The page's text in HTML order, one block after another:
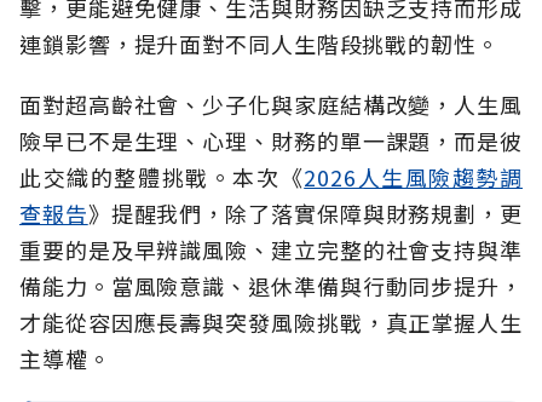
擊，更能避免健康、生活與財務因缺乏支持而形成
連鎖影響，提升面對不同人生階段挑戰的韌性。
面對超高齡社會、少子化與家庭結構改變，人生風
險早已不是生理、心理、財務的單一課題，而是彼
此交織的整體挑戰。本次《2026人生風險趨勢調
查報告》提醒我們，除了落實保障與財務規劃，更
重要的是及早辨識風險、建立完整的社會支持與準
備能力。當風險意識、退休準備與行動同步提升，
才能從容因應長壽與突發風險挑戰，真正掌握人生
主導權。